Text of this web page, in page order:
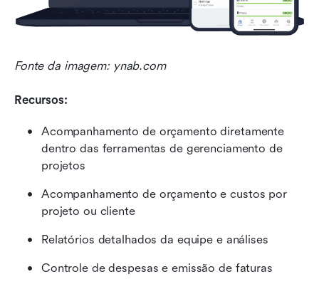
Fonte da imagem: ynab.com
Recursos:
Acompanhamento de orçamento diretamente
dentro das ferramentas de gerenciamento de
projetos
Acompanhamento de orçamento e custos por
projeto ou cliente
Relatórios detalhados da equipe e análises
Controle de despesas e emissão de faturas